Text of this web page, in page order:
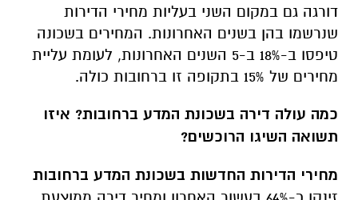
דורגה גם במקום השני בעליות מחירי הדירות
שנרשמו בהן בשנים האחרונות. המחירים בשכונה
טיפסו ב-18% ב-5 השנים האחרונות, לעומת עליית
מחירים של 15% בתקופה זו ברחובות כולה.
כמה עולה דירה בשכונת המדע ברחובות? איזו
תשואה השיגו הרוכשים?
מחירי הדירות החדשות בשכונת המדע ברחובות